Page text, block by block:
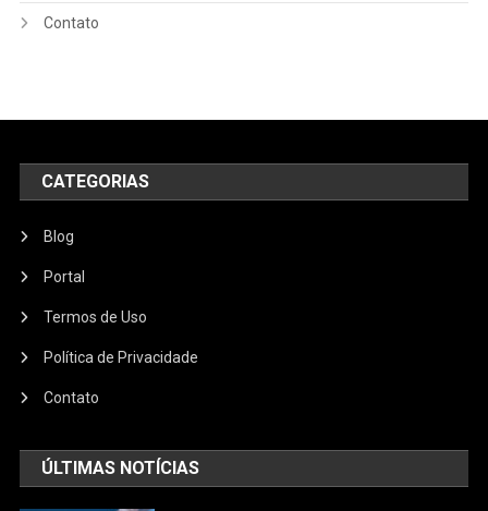
Contato
CATEGORIAS
Blog
Portal
Termos de Uso
Política de Privacidade
Contato
ÚLTIMAS NOTÍCIAS